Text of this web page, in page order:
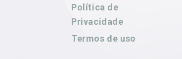
Política de
Privacidade
Termos de uso